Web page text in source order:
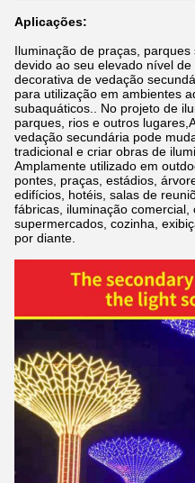
Aplicações:
Iluminação de praças,
devido ao seu elevado nível
decorativa de vedação
para utilização em ambientes
subaquáticos.. No projeto de
parques, rios e outros
vedação secundária pode
tradicional e criar obras de
Amplamente utilizado em
pontes, praças, estádios,
edifícios, hotéis, salas de
fábricas, iluminação comercial,
supermercados, cozinha,
por diante.